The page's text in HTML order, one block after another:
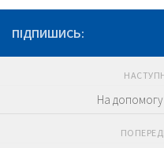
ПІДПИШИСЬ:
На